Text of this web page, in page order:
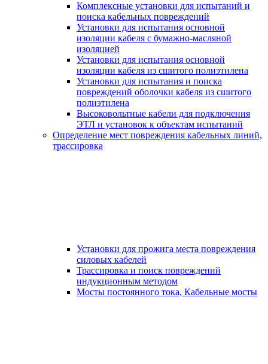
Комплексные установки для испытаний и
поиска кабельных повреждений
Установки для испытания основной
изоляции кабеля с бумажно-масляной
изоляцией
Установки для испытания основной
изоляции кабеля из сшитого полиэтилена
Установки для испытания и поиска
повреждений оболочки кабеля из сшитого
полиэтилена
Высоковольтные кабели для подключения
ЭТЛ и установок к объектам испытаний
Определение мест повреждения кабельных линий,
трассировка
Установки для прожига места повреждения
силовых кабелей
Трассировка и поиск повреждений
индукционным методом
Мосты постоянного тока, Кабельные мосты